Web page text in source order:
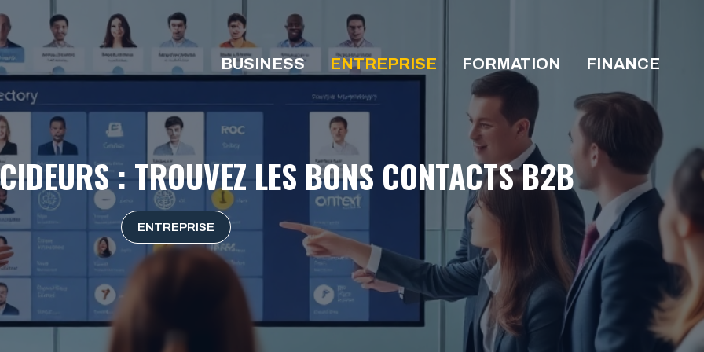
BUSINESS ENTREPRISE FORMATION FINANCE
: TROUVEZ LES BONS CONTACTS B2B
ENTREPRISE